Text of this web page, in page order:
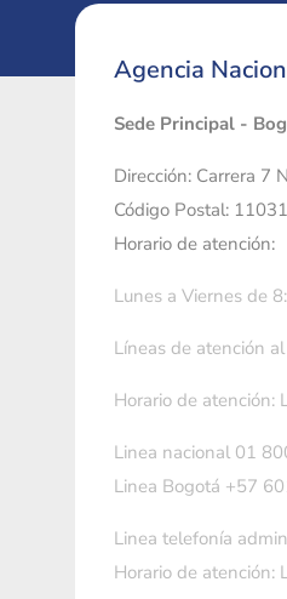
Agencia
Sede Principal -
Dirección: Carrera 7
Código Postal:
Horario de atención:
Lunes a Viernes de
Líneas de atención
Horario de atención:
Linea nacional 01
Linea Bogotá +57
Linea telefonía
Horario de atención: